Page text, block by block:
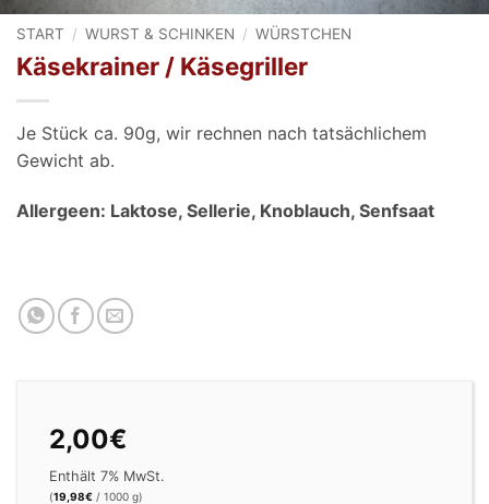
START / WURST & SCHINKEN / WÜRSTCHEN
Käsekrainer / Käsegriller
Je Stück ca. 90g, wir rechnen nach tatsächlichem
Gewicht ab.
Allergeen: Laktose, Sellerie, Knoblauch, Senfsaat
2,00€
Enthält 7% MwSt.
(19,98€ / 1000 g)